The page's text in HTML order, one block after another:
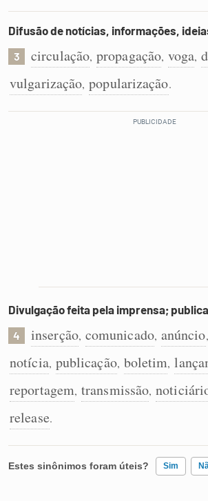
Difusão de notícias, informações,
3 circulação, propagação, voga,
vulgarização, popularização.
Divulgação feita pela imprensa;
4 inserção, comunicado, anúncio,
notícia, publicação, boletim,
reportagem, transmissão,
release.
Estes sinônimos foram úteis? Sim